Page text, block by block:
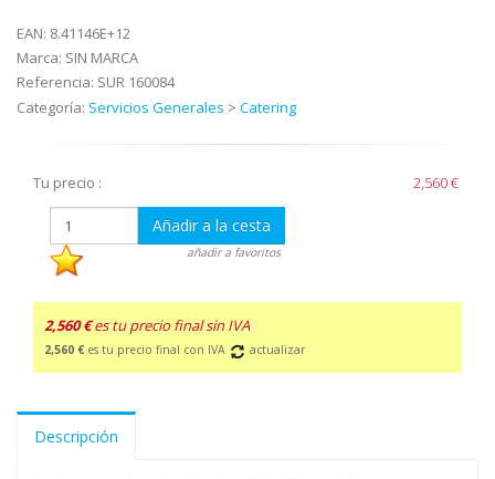
EAN: 8.41146E+12
Marca: SIN MARCA
Referencia: SUR 160084
Categoría: Servicios Generales > Catering
Tu precio : 2,560 €
Añadir a la cesta
añadir a favoritos
2,560 € es tu precio final sin IVA
2,560 € es tu precio final con IVA actualizar
Descripción